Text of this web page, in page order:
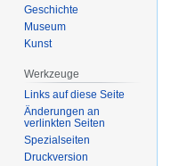
Geschichte
Museum
Kunst
Werkzeuge
Links auf diese Seite
Änderungen an
verlinkten Seiten
Spezialseiten
Druckversion